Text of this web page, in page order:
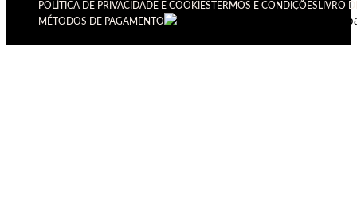
POLÍTICA DE PRIVACIDADE E COOKIES TERMOS E CONDIÇÕES LIVRO
MÉTODOS DE PAGAMENTO